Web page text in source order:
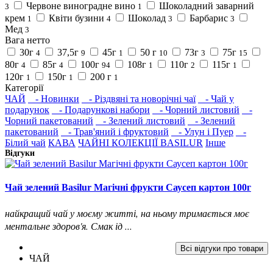
3 Червоне виноградне вино 1
Шоколадний заварний
крем 1 Квіти бузини 4 Шоколад 3 Барбарис 3
Мед 3
Вага нетто
30г 4 37,5г 9 45г 1 50 г 10 73г 3 75г 15
80г 4 85г 4 100г 94 108г 1 110г 2 115г 1
120г 1 150г 1 200 г 1
Категорії
ЧАЙ
- Новинки - Різдвяні та новорічні чаї
- Чай у
подарунок
- Подарункові набори - Чорний листовий
-
Чорний пакетований
- Зелений листовий
- Зелений
пакетований
- Трав'яний і фруктовий - Улун і Пуер
-
Білий чай КАВА ЧАЙНІ КОЛЕКЦІЇ BASILUR Інше
Відгуки
Чай зелений Basilur Магічні фрукти Саусеп картон 100г
найкращий чай у моєму житті, на ньому тримається моє
ментальне здоров'я. Смак ід ...
Всі відгуки про товари
ЧАЙ